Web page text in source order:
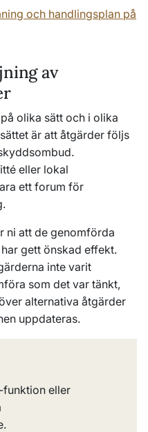
och handlingsplan på
av
olika sätt och i olika
är att åtgärder följs
eller lokal
ett forum för
ni att de genomförda
gett önskad effekt.
inte varit
som det var tänkt,
alternativa åtgärder
uppdateras.
funktion eller